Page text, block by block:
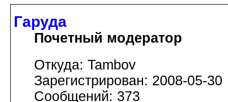
Гаруда
Почетный модератор
Откуда: Tambov
Зарегистрирован: 2008-05-30
Сообщений: 373